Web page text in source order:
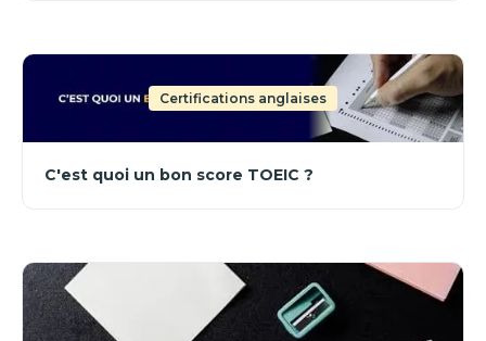
Certifications anglaises
C'est quoi un bon score TOEIC ?